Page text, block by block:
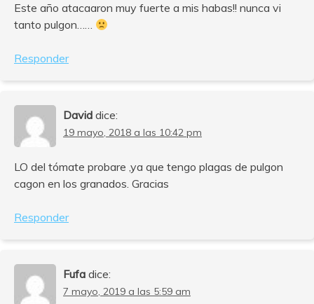
Este año atacaaron muy fuerte a mis habas!! nunca vi
tanto pulgon……
Responder
David dice:
19 mayo, 2018 a las 10:42 pm
LO del tómate probare ,ya que tengo plagas de pulgon
cagon en los granados. Gracias
Responder
Fufa dice:
7 mayo, 2019 a las 5:59 am